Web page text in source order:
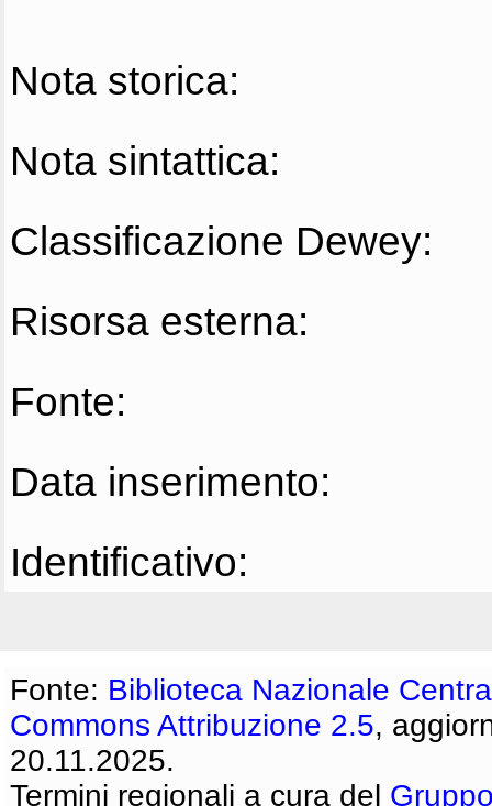
Nota storica:
Nota sintattica:
Classificazione Dewey:
Risorsa esterna:
Fonte:
Data inserimento:
Identificativo:
Fonte: Biblioteca Nazionale
Commons Attribuzione 2.5,
20.11.2025.
Termini regionali a cura del